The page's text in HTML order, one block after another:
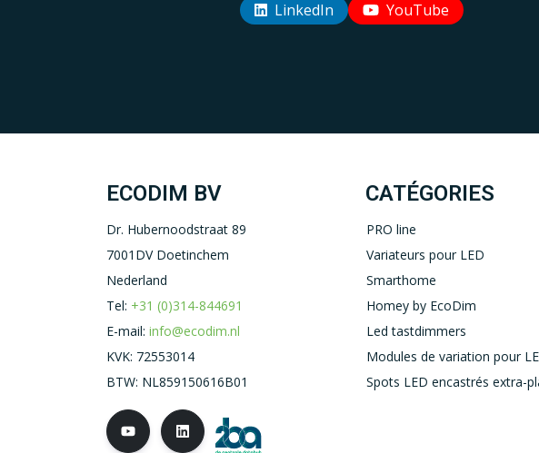
LinkedIn YouTube
ECODIM BV
Dr. Hubernoodstraat 89
7001DV Doetinchem
Nederland
Tel: +31 (0)314-844691
E-mail: info@ecodim.nl
KVK: 72553014
BTW: NL859150616B01
CATÉGORIES
PRO line
Variateurs pour LED
Smarthome
Homey by EcoDim
Led tastdimmers
Modules de variation pour
Spots LED encastrés extra-